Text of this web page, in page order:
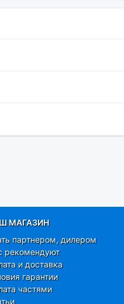
МАГАЗИН
партнером, дилером
рекомендуют
и доставка
гарантии
частями